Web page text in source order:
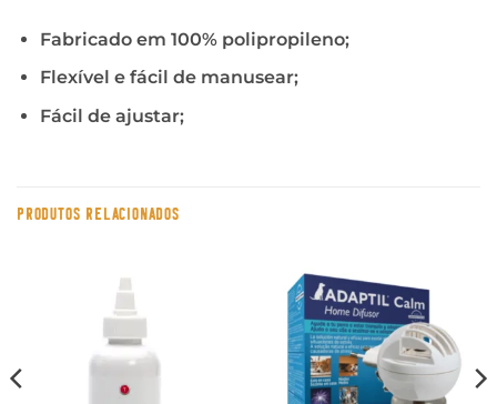
Fabricado em 100% polipropileno;
Flexível e fácil de manusear;
Fácil de ajustar;
PRODUTOS RELACIONADOS